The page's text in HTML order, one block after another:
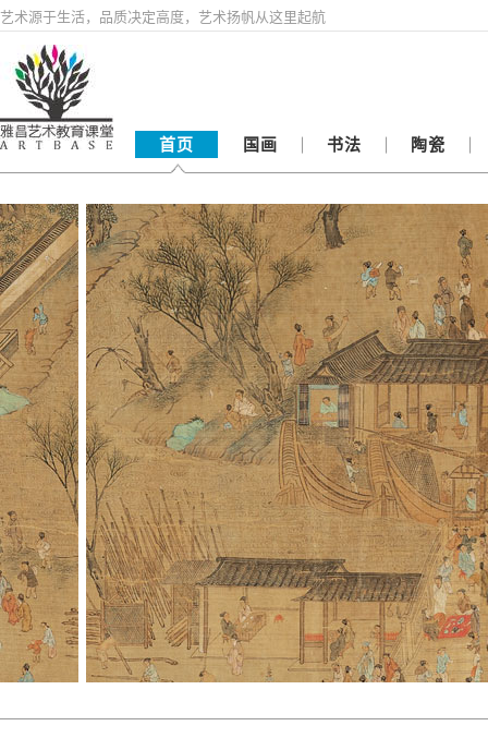
艺术源于生活，品质决定高度，艺术扬帆从这里起航
首页 国画 书法 陶瓷